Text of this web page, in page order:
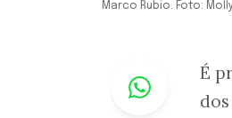
Marco Rubio. Foto:
É